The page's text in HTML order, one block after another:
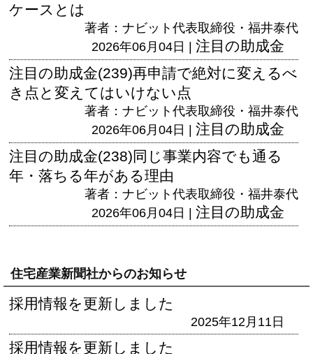
ケースとは
著者：ナビット代表取締役・福井泰代
2026年06月04日 | 注目の助成金
注目の助成金(239)再申請で絶対に変えるべ
き点と変えてはいけない点
著者：ナビット代表取締役・福井泰代
2026年06月04日 | 注目の助成金
注目の助成金(238)同じ事業内容でも通る
年・落ちる年がある理由
著者：ナビット代表取締役・福井泰代
2026年06月04日 | 注目の助成金
住宅産業新聞社からのお知らせ
採用情報を更新しました
2025年12月11日
採用情報を更新しました